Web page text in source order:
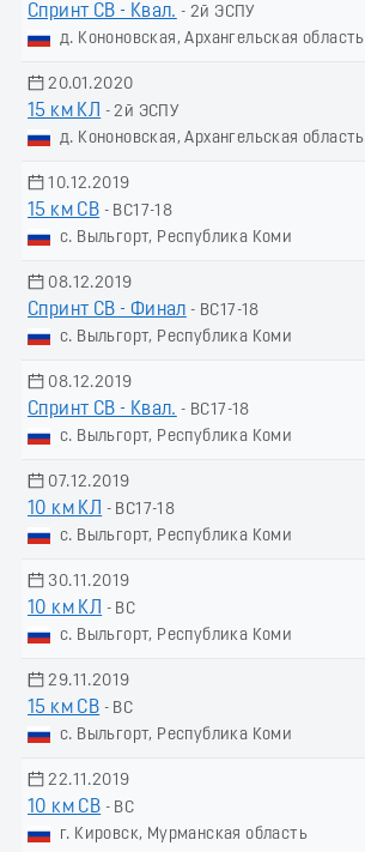
Спринт СВ - Квал. - 2й ЭСПУ
д. Кононовская, Архангельская область
20.01.2020
15 км КЛ
- 2й ЭСПУ
д. Кононовская, Архангельская область
10.12.2019
15 км СВ - ВС17-18
с. Выльгорт, Республика Коми
08.12.2019
Спринт СВ - Финал - ВС17-18
с. Выльгорт, Республика Коми
08.12.2019
Спринт СВ - Квал. - ВС17-18
с. Выльгорт, Республика Коми
07.12.2019
10 км КЛ
- ВС17-18
с. Выльгорт, Республика Коми
30.11.2019
10 км КЛ
- ВС
с. Выльгорт, Республика Коми
29.11.2019
15 км СВ - ВС
с. Выльгорт, Республика Коми
22.11.2019
10 км СВ - ВС
г. Кировск, Мурманская область